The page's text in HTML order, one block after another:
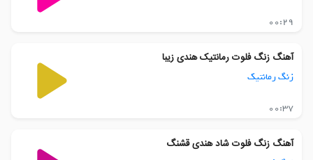
00:29
آهنگ زنگ فلوت رمانتیک هندی زیبا
زنگ رمانتیک
00:37
آهنگ زنگ فلوت شاد هندی قشنگ